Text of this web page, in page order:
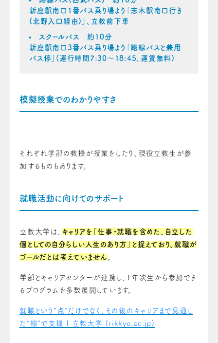
新座駅南口1番バス乗り場より「志木駅南口行き
(北野入口経由)」、立教前下車
スクールバス 約10分
新座駅南口3番バス乗り場より「路線バスと兼用
バス停」(運行時間7:30～18:45、運賃無料)
模擬授業でのわかりやすさ
それぞれ学部の教授が授業をしたり、現役立教生が参
加するものもあります。
就職活動に向けてのサポート
立教大学は、
キャリアを「仕事・就職を含めた、自立した
個としての自分らしい人生のあり方」と捉えており、就職が
ゴールだとは考えていません 。
学部とキャリアセンターが連携し、1年次生から参加でき
るプログラムを多数展開しています。
就職という“点”だけでなく、その後のキャリアまで見通し
た“線”で支援 | 立教大学 (rikkyo.ac.jp)